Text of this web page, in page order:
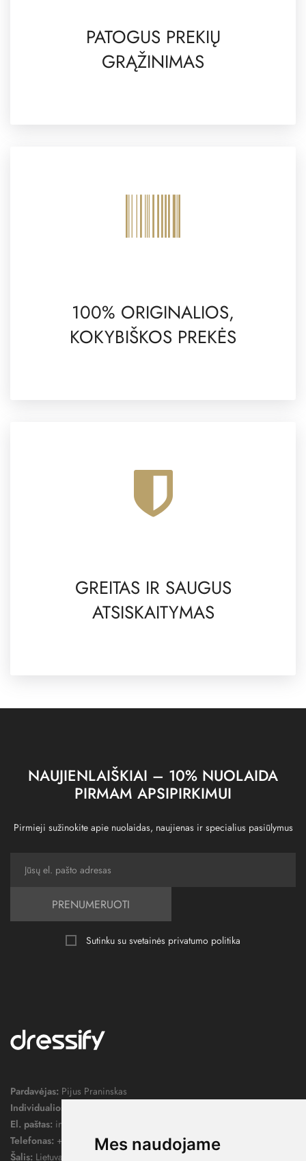
Mes naudojame
PATOGUS PREKIŲ
GRĄŽINIMAS
100% ORIGINALIOS,
KOKYBIŠKOS PREKĖS
GREITAS IR SAUGUS
ATSISKAITYMAS
NAUJIENLAIŠKIAI – 10% NUOLAIDA
PIRMAM APSIPIRKIMUI
Pirmieji sužinokite apie nuolaidas, naujienas ir specialius pasiūlymus
PRENUMERUOTI
Sutinku su svetainės privatumo politika
Pardavėjas: Pijus Praninskas
Individualios veiklos pažymos nr.:
El. paštas: info@dressify.lt
Telefonas: +370 676 78578
Šalis: Lietuva